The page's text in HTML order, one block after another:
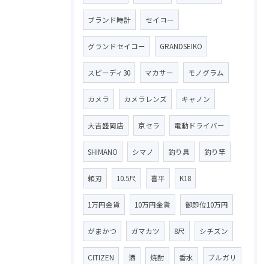
ブランド時計 セイコー
グランドセイコー GRANDSEIKO
スピーディ30 マカサー モノグラム
カメラ カメラレンズ キャノン
大吉盛岡店 京セラ 電動ドライバー
SHIMANO シマノ 釣り具 釣り竿
頼刃 10.5尺 喜平 K18
1万円金貨 10万円金貨 御即位10万円
がまかつ ガマカツ 8尺 シチズン
CITIZEN 酒 焼酎 香水 ブルガリ